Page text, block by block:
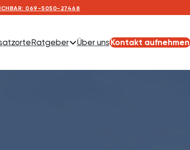
069-5050-27468
Ratgeber Über unsKontakt aufnehmen